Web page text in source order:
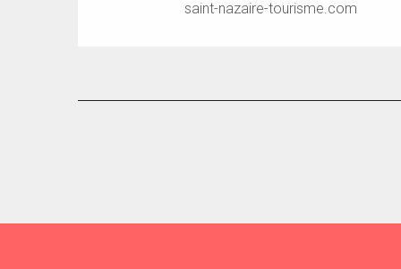
saint-nazaire-tourisme.com